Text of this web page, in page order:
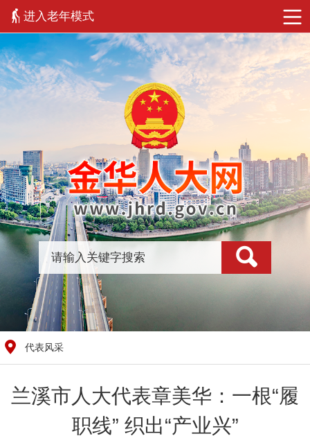
进入老年模式
代表风采
兰溪市人大代表章美华：一根“履
职线” 织出“产业兴”